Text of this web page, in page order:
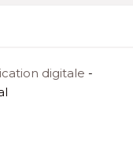
digitale -